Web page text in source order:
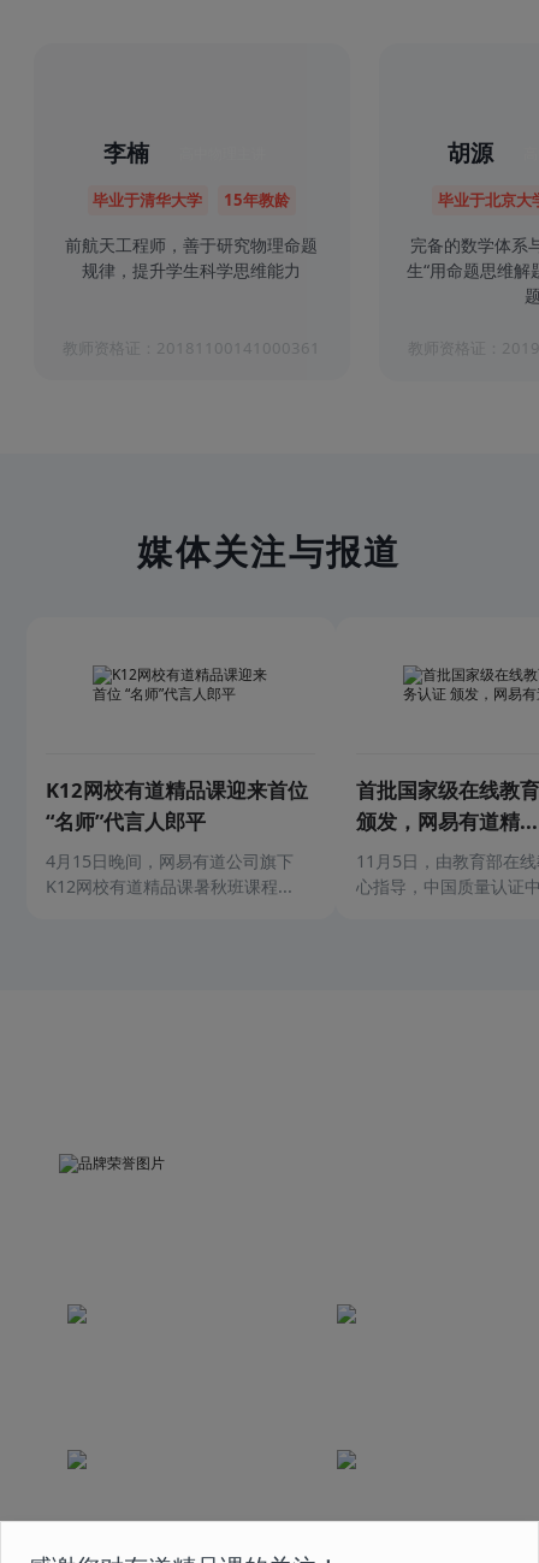
李楠
毕业于清华大学 15年教龄
前航天工程师，善于研究物理命题
规律，提升学生科学思维能力
教师资格证：20181100141000361
胡源
毕业于北京大
完备的数学体系
生“用命题思维
教师资格证：
媒体关注与报道
K12网校有道精品课迎来首位
“名师”代言人郎平
4月15日晚间，网易有道公司旗下
K12网校有道精品课暑秋班课程...
首批国家级在线教
颁发，网易有道精...
11月5日，由教育部在
心指导，中国质量认证